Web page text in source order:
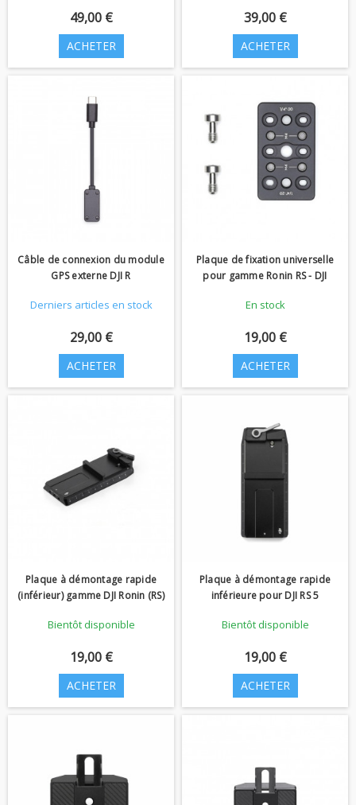
49,00 €
ACHETER
39,00 €
ACHETER
Câble de connexion du module
GPS externe DJI R
Derniers articles en stock
29,00 €
ACHETER
Plaque de fixation universelle
pour gamme Ronin RS - DJI
En stock
19,00 €
ACHETER
Plaque à démontage rapide
(inférieur) gamme DJI Ronin (RS)
Bientôt disponible
19,00 €
ACHETER
Plaque à démontage rapide
inférieure pour DJI RS 5
Bientôt disponible
19,00 €
ACHETER